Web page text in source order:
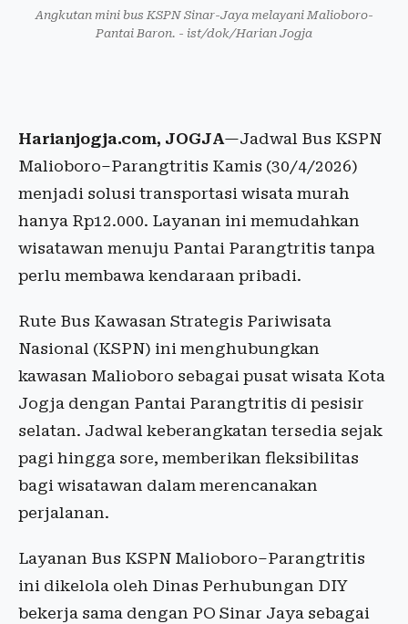
Angkutan mini bus KSPN Sinar-Jaya melayani Malioboro-
Pantai Baron. - ist/dok/Harian Jogja
Harianjogja.com, JOGJA—Jadwal Bus KSPN
Malioboro–Parangtritis Kamis (30/4/2026)
menjadi solusi transportasi wisata murah
hanya Rp12.000. Layanan ini memudahkan
wisatawan menuju Pantai Parangtritis tanpa
perlu membawa kendaraan pribadi.
Rute Bus Kawasan Strategis Pariwisata
Nasional (KSPN) ini menghubungkan
kawasan Malioboro sebagai pusat wisata Kota
Jogja dengan Pantai Parangtritis di pesisir
selatan. Jadwal keberangkatan tersedia sejak
pagi hingga sore, memberikan fleksibilitas
bagi wisatawan dalam merencanakan
perjalanan.
Layanan Bus KSPN Malioboro–Parangtritis
ini dikelola oleh Dinas Perhubungan DIY
bekerja sama dengan PO Sinar Jaya sebagai